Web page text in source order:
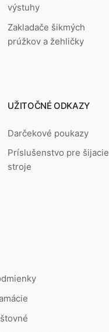
výstuhy
Zakladače šikmých
prúžkov a žehličky
UŽITOČNÉ ODKAZY
Darčekové poukazy
Príslušenstvo pre šijacie
stroje